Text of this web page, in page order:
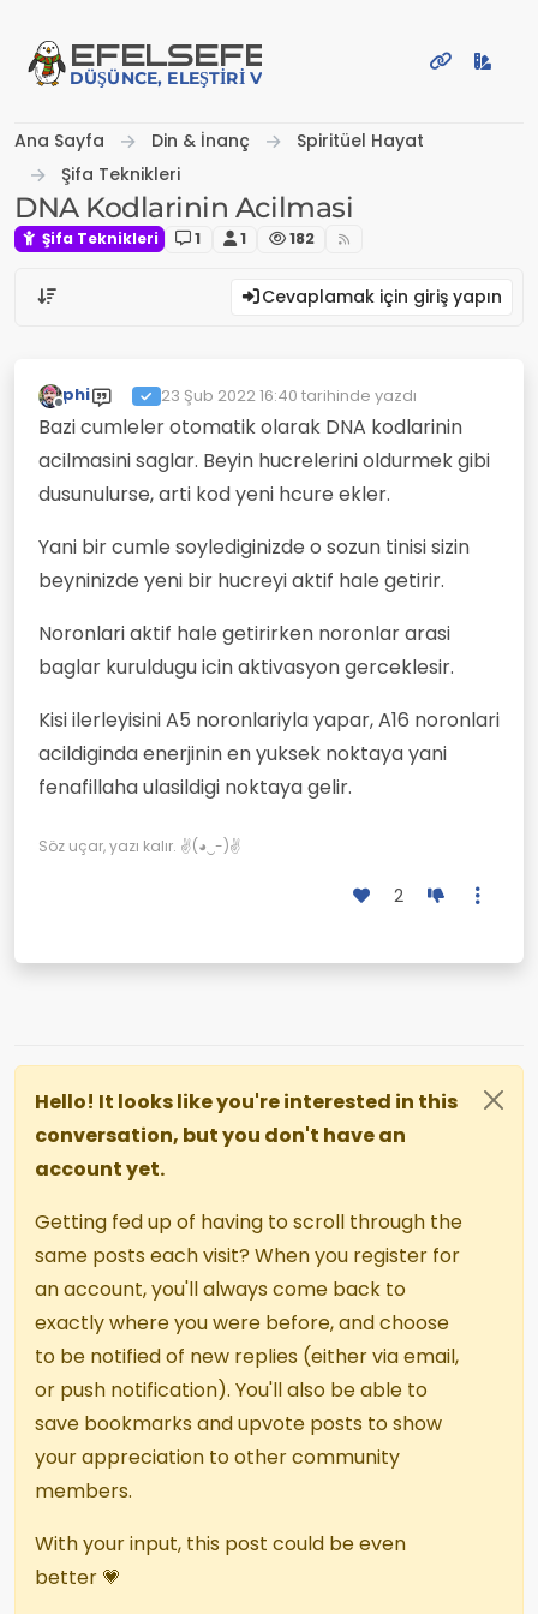
EFELSEFE
DÜŞÜNCE, ELEŞTIRI VE PAYLAŞIM PLATFORMU
Ana Sayfa Din & İnanç
Spiritüel Hayat
Şifa Teknikleri
DNA Kodlarinin Acilmasi
Şifa Teknikleri 1 1 182
Cevaplamak için giriş yapın
Çevrimdışı
phi 23 Şub 2022 16:40 tarihinde yazdı
Son düzenleyen:
Bazi cumleler otomatik olarak DNA kodlarinin
acilmasini saglar. Beyin hucrelerini oldurmek gibi
dusunulurse, arti kod yeni hcure ekler.
Yani bir cumle soylediginizde o sozun tinisi sizin
beyninizde yeni bir hucreyi aktif hale getirir.
Noronlari aktif hale getirirken noronlar arasi
baglar kuruldugu icin aktivasyon gerceklesir.
Kisi ilerleyisini A5 noronlariyla yapar, A16 noronlari
acildiginda enerjinin en yuksek noktaya yani
fenafillaha ulasildigi noktaya gelir.
Söz uçar, yazı kalır. ✌(◕‿-)✌
2
Hello! It looks like you're interested in this
conversation, but you don't have an
account yet.
Getting fed up of having to scroll through the
same posts each visit? When you register for
an account, you'll always come back to
exactly where you were before, and choose
to be notified of new replies (either via email,
or push notification). You'll also be able to
save bookmarks and upvote posts to show
your appreciation to other community
members.
With your input, this post could be even
better 💗